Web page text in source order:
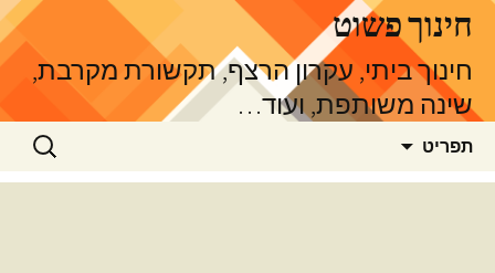
לדלג
לתוכןחינוך פשוט
חינוך ביתי, עקרון הרצף, תקשורת מקרבת,
שינה משותפת, ועוד…
תפריט חיפוש: